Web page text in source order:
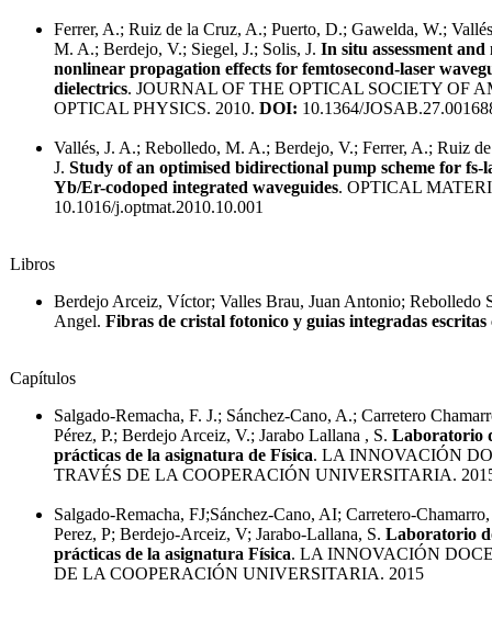
Ferrer, A.; Ruiz de la Cruz, A.; Puerto, D.; Gawelda, W.;
M. A.; Berdejo, V.; Siegel, J.; Solis, J. In situ assessment
nonlinear propagation effects for femtosecond-laser
dielectrics. JOURNAL OF THE OPTICAL SOCIETY OF
OPTICAL PHYSICS. 2010. DOI: 10.1364/
Vallés, J. A.; Rebolledo, M. A.; Berdejo, V.; Ferrer, A.; Ruiz
J. Study of an optimised bidirectional pump scheme for fs-
Yb/Er-codoped integrated waveguides. OPTICAL
10.1016/j.optmat.2010.10.001
Libros
Berdejo Arceiz, Víctor; Valles Brau, Juan Antonio; Rebolledo
Angel. Fibras de cristal fotonico y guias integradas escritas
Capítulos
Salgado-Remacha, F. J.; Sánchez-Cano, A.; Carretero
Pérez, P.; Berdejo Arceiz, V.; Jarabo Lallana , S. Laboratorio
prácticas de la asignatura de Física. LA INNOVACIÓN
TRAVÉS DE LA COOPERACIÓN UNIVERSITARIA.
Salgado-Remacha, FJ;Sánchez-Cano, AI; Carretero-
Perez, P; Berdejo-Arceiz, V; Jarabo-Lallana, S. Laboratorio
prácticas de la asignatura Física. LA INNOVACIÓN
DE LA COOPERACIÓN UNIVERSITARIA. 2015